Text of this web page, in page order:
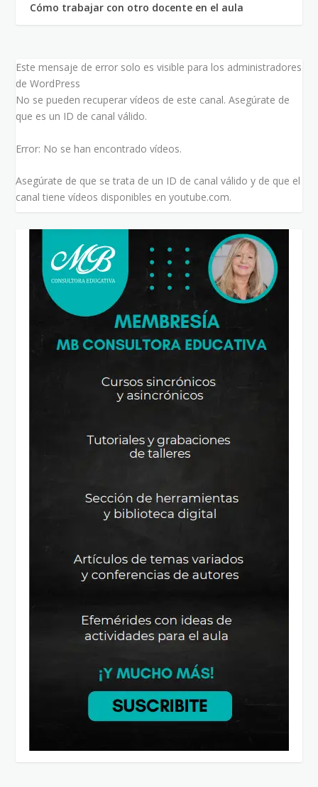
Cómo trabajar con otro docente en el aula
Este mensaje de error solo es visible para los administradores
de WordPress
No se pueden recuperar vídeos de este canal. Asegúrate de
que es un ID de canal válido.
Error: No se han encontrado vídeos.
Asegúrate de que se trata de un ID de canal válido y de que el
canal tiene vídeos disponibles en youtube.com.